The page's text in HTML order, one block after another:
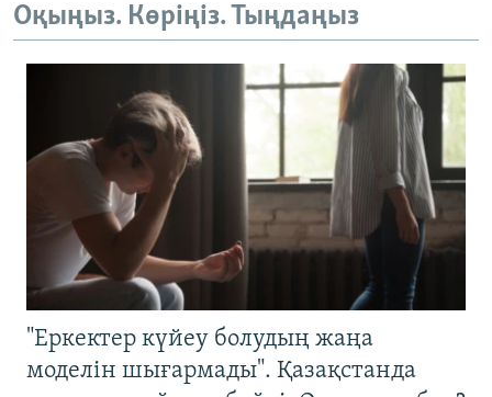
Оқыңыз. Көріңіз. Тыңдаңыз
"Еркектер күйеу болудың жаңа
моделін шығармады". Қазақстанда